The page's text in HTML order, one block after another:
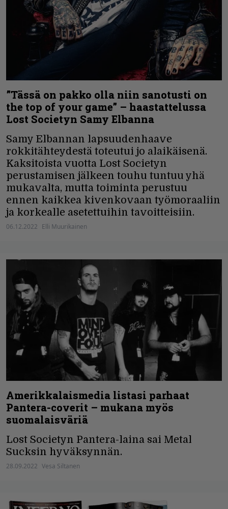
”Tässä on pakko olla niin sanotusti on
the top of your game” – haastattelussa
Lost Societyn Samy Elbanna
Samy Elbannan lapsuudenhaave
rokkitähteydestä toteutui jo alaikäisenä.
Kaksitoista vuotta Lost Societyn
perustamisen jälkeen touhu tuntuu yhä
mukavalta, mutta toiminta perustuu
ennen kaikkea kivenkovaan työmoraaliin
ja korkealle asetettuihin tavoitteisiin.
06.12.2022 Elli Muurikainen
Amerikkalaismedia listasi parhaat
Pantera-coverit – mukana myös
suomalaisväriä
Lost Societyn Pantera-laina sai Metal
Sucksin hyväksynnän.
28.09.2022 Vesa Siltanen